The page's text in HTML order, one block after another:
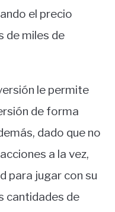
el precio
de miles de
le permite
de forma
dado que no
a la vez,
para jugar con su
cantidades de